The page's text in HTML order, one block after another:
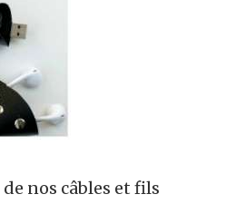
nos câbles et fils